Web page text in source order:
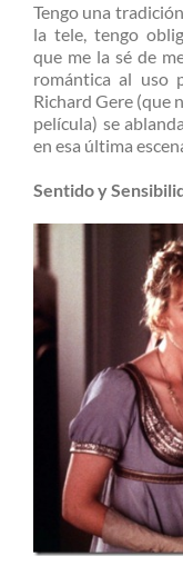
Tengo una
la tele, tengo
que me la sé de
romántica al uso
Richard Gere (que
película) se
en esa última
Sentido y